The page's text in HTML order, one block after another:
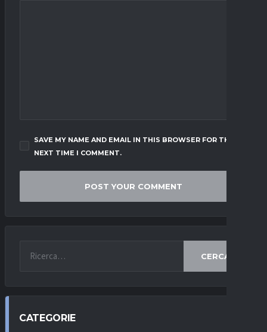
SAVE MY NAME AND EMAIL IN THIS BROWSER FOR THE
NEXT TIME I COMMENT.
CERCA
CATEGORIE